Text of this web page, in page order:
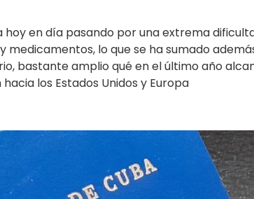
hoy en día pasando por una extrema
medicamentos, lo que se ha sumado
bastante amplio qué en el último año
los Estados Unidos y Europa